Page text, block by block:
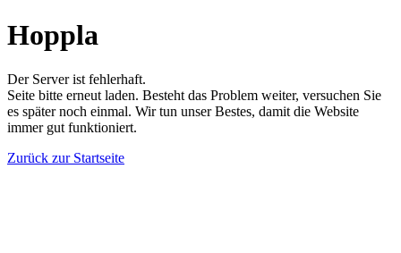
Hoppla
Der Server ist fehlerhaft.
Seite bitte erneut laden. Besteht das Problem weiter, versuchen Sie
es später noch einmal. Wir tun unser Bestes, damit die Website
immer gut funktioniert.
Zurück zur Startseite